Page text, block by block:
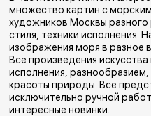
равный стоимости
множество картин с
художников Москвы разного
стиля, техники исполнения.
изображения моря в разное
Все произведения
исполнения,
красоты природы. Все
исключительно ручной
интересные новинки.